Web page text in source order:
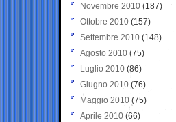
Novembre 2010 (187)
Ottobre 2010 (157)
Settembre 2010 (148)
Agosto 2010 (75)
Luglio 2010 (86)
Giugno 2010 (76)
Maggio 2010 (75)
Aprile 2010 (66)